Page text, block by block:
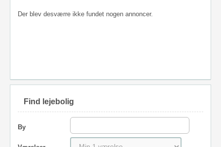
Der blev desværre ikke fundet nogen annoncer.
Find lejebolig
By